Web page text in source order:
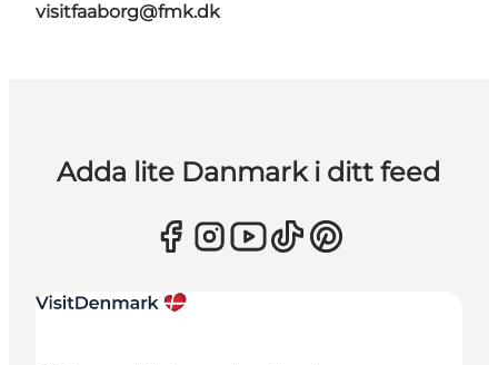
visitfaaborg@fmk.dk
Adda lite Danmark i ditt feed